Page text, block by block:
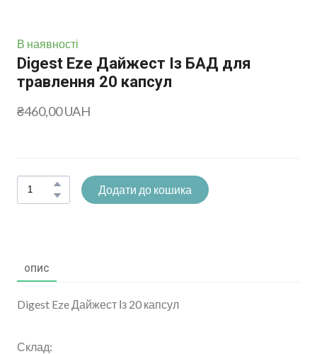
В наявності
Digest Eze Дайжест Із БАД для
травлення 20 капсул
₴460,00 UAH
Додати до кошика
ОПИС
Digest Eze Дайжест Із 20 капсул
Склад: